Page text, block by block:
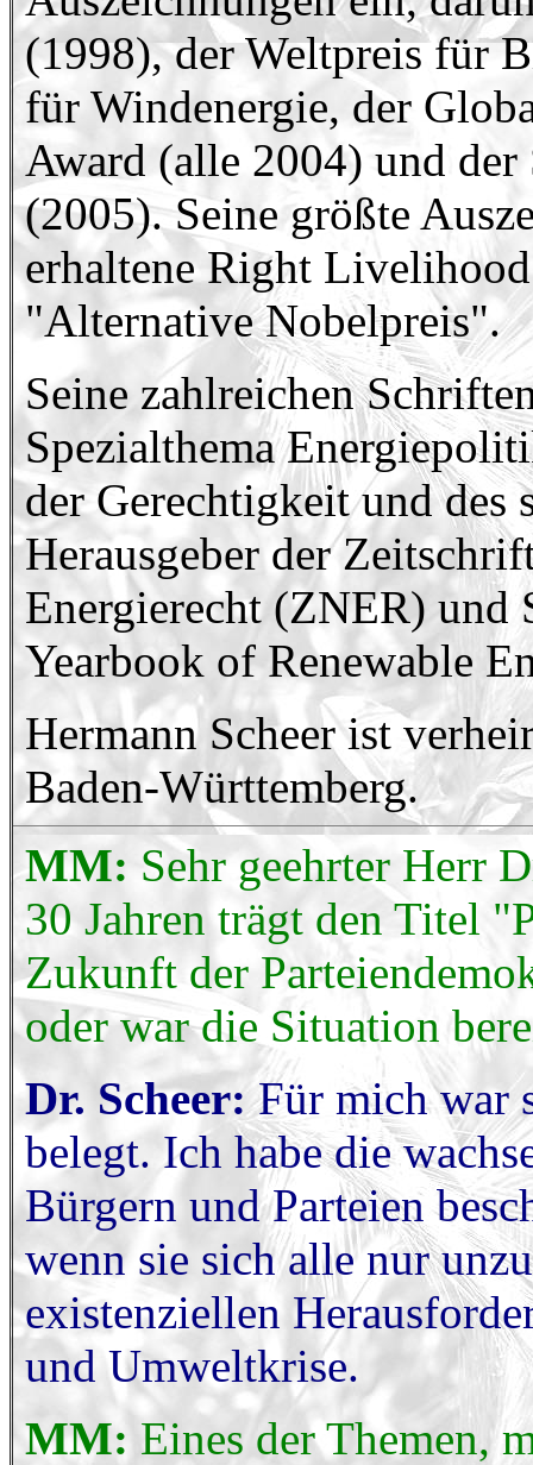
(1998), der Weltpreis für
für Windenergie, der
Award (alle 2004) und
(2005). Seine größte
erhaltene Right
"Alternative Nobelpreis".
Seine zahlreichen
Spezialthema
der Gerechtigkeit und des
Herausgeber der
Energierecht (ZNER) und
Yearbook of Renewable
Hermann Scheer ist
Baden-Württemberg.
MM: Sehr geehrter Herr
30 Jahren trägt den Titel
Zukunft der
oder war die Situation
Dr. Scheer:Für mich war
belegt. Ich habe die
Bürgern und Parteien
wenn sie sich alle nur
existenziellen
und Umweltkrise.
MM: Eines der Themen,